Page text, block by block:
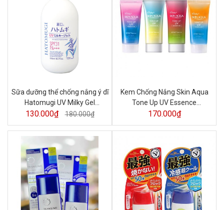
Sữa dưỡng thể chống nắng ý dĩ
Hatomugi UV Milky Gel
SPF31/PA+++ 250ml
130.000₫ 180.000₫
Kem Chống Nắng Skin Aqua
Tone Up UV Essence
SPF50+/PA++++ 80G
170.000₫